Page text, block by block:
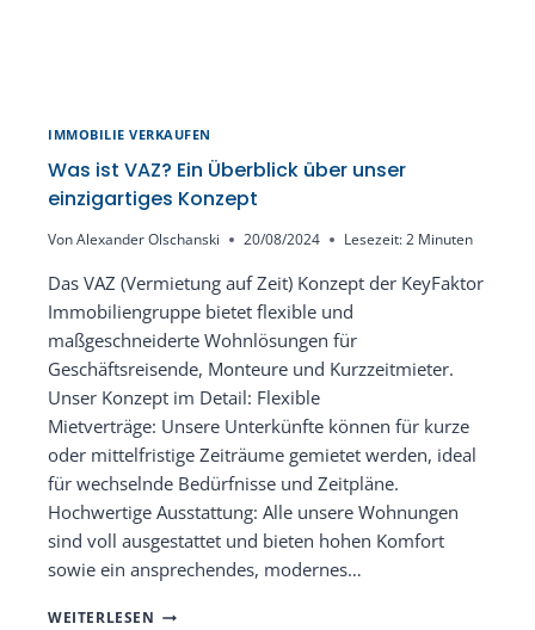
IMMOBILIE VERKAUFEN
Was ist VAZ? Ein Überblick über unser
einzigartiges Konzept
VonAlexander Olschanski 20/08/2024 Lesezeit:2 Minuten
Das VAZ (Vermietung auf Zeit) Konzept der KeyFaktor
Immobiliengruppe bietet flexible und
maßgeschneiderte Wohnlösungen für
Geschäftsreisende, Monteure und Kurzzeitmieter.
Unser Konzept im Detail: Flexible
Mietverträge: Unsere Unterkünfte können für kurze
oder mittelfristige Zeiträume gemietet werden, ideal
für wechselnde Bedürfnisse und Zeitpläne.
Hochwertige Ausstattung: Alle unsere Wohnungen
sind voll ausgestattet und bieten hohen Komfort
sowie ein ansprechendes, modernes…
WEITERLESEN WAS